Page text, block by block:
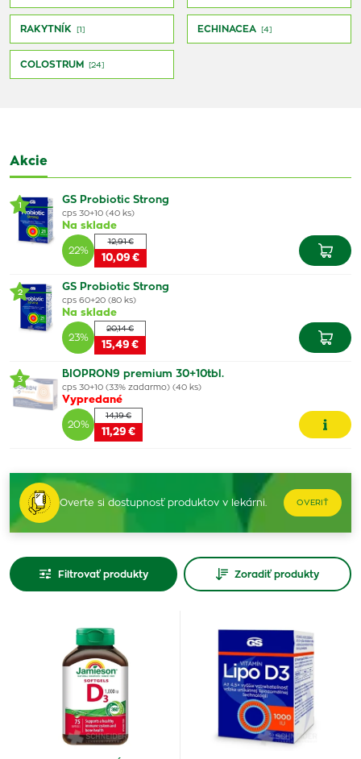
RAKYTNÍK [1] ECHINACEA [4]
COLOSTRUM [24]
Akcie
1 GS Probiotic Strong
cps 30+10 (40 ks)
Na sklade
22%
12,91 €
10,09 €
2 GS Probiotic Strong
cps 60+20 (80 ks)
Na sklade
23%
20,14 €
15,49 €
3 BIOPRON9 premium 30+10tbl.
cps 30+10 (33% zadarmo) (40 ks)
Vypredané
20%
14,19 €
11,29 €
Overte si dostupnosť produktov v lekárni. OVERIŤ
Filtrovať produkty Zoradiť produkty